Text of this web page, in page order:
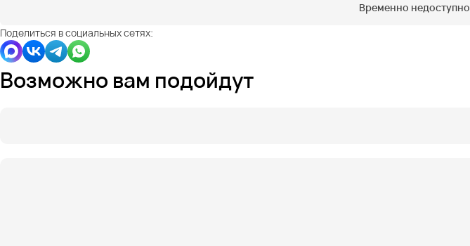
Временно недоступно
Поделиться в социальных сетях:
Возможно вам подойдут